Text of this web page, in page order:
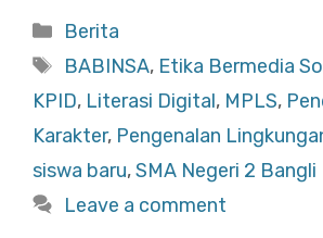
c
e
b
o
o
k
at
s
A
p
p
e
Categories
Berita
Tags
BABINSA, Etika Bermedia
KPID, Literasi Digital, MPLS,
Karakter, Pengenalan
siswa baru,SMA Negeri 2 Bangli
Leave a comment